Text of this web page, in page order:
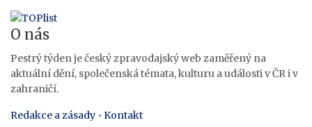
O nás
Pestrý týden je český zpravodajský web zaměřený na
aktuální dění, společenská témata, kulturu a události v ČR i v
zahraničí.
Redakce a zásady • Kontakt